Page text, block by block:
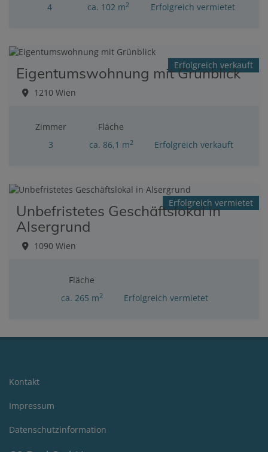
4
ca. 102 m2 Erfolgreich vermietet
Erfolgreich verkauft
Eigentumswohnung mit Grünblick
1210 Wien
Zimmer
3
Fläche
ca. 86,1 m2 Erfolgreich verkauft
Erfolgreich vermietet
Unbefristetes Geschäftslokal in
Alsergrund
1090 Wien
Fläche
ca. 265 m2 Erfolgreich vermietet
Kontakt
Impressum
Datenschutzinformation